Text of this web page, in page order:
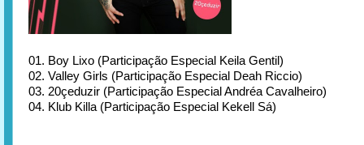
01. Boy Lixo (Participação Especial Keila Gentil)
02. Valley Girls (Participação Especial Deah Riccio)
03. 20çeduzir (Participação Especial Andréa Cavalheiro)
04. Klub Killa (Participação Especial Kekell Sá)